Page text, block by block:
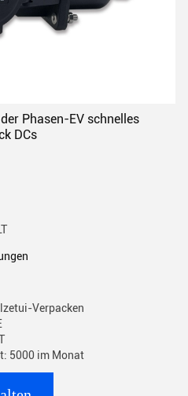
Phasen-EV schnelles
DCs
Verpacken
5000 im Monat